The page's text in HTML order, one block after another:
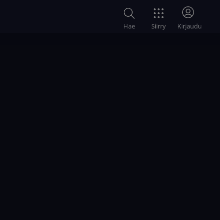
Hae Siirry Kirjaudu